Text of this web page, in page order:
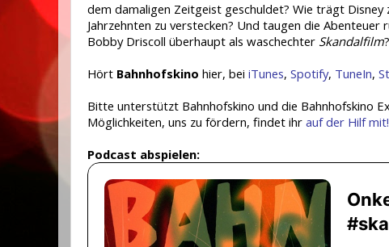
dem damaligen Zeitgeist geschuldet? Wie trägt
Jahrzehnten zu verstecken? Und taugen die
Bobby Driscoll überhaupt als waschechter Skandalfilm?
Hört Bahnhofskino hier, bei iTunes, Spotify, TuneIn,
Bitte unterstützt Bahnhofskino und die Bahnhofskino
Möglichkeiten, uns zu fördern, findet ihr auf der Hilf
Podcast abspielen: